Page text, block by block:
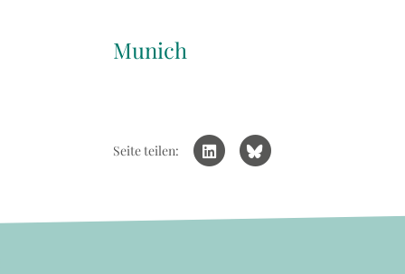
Munich
Seite teilen: